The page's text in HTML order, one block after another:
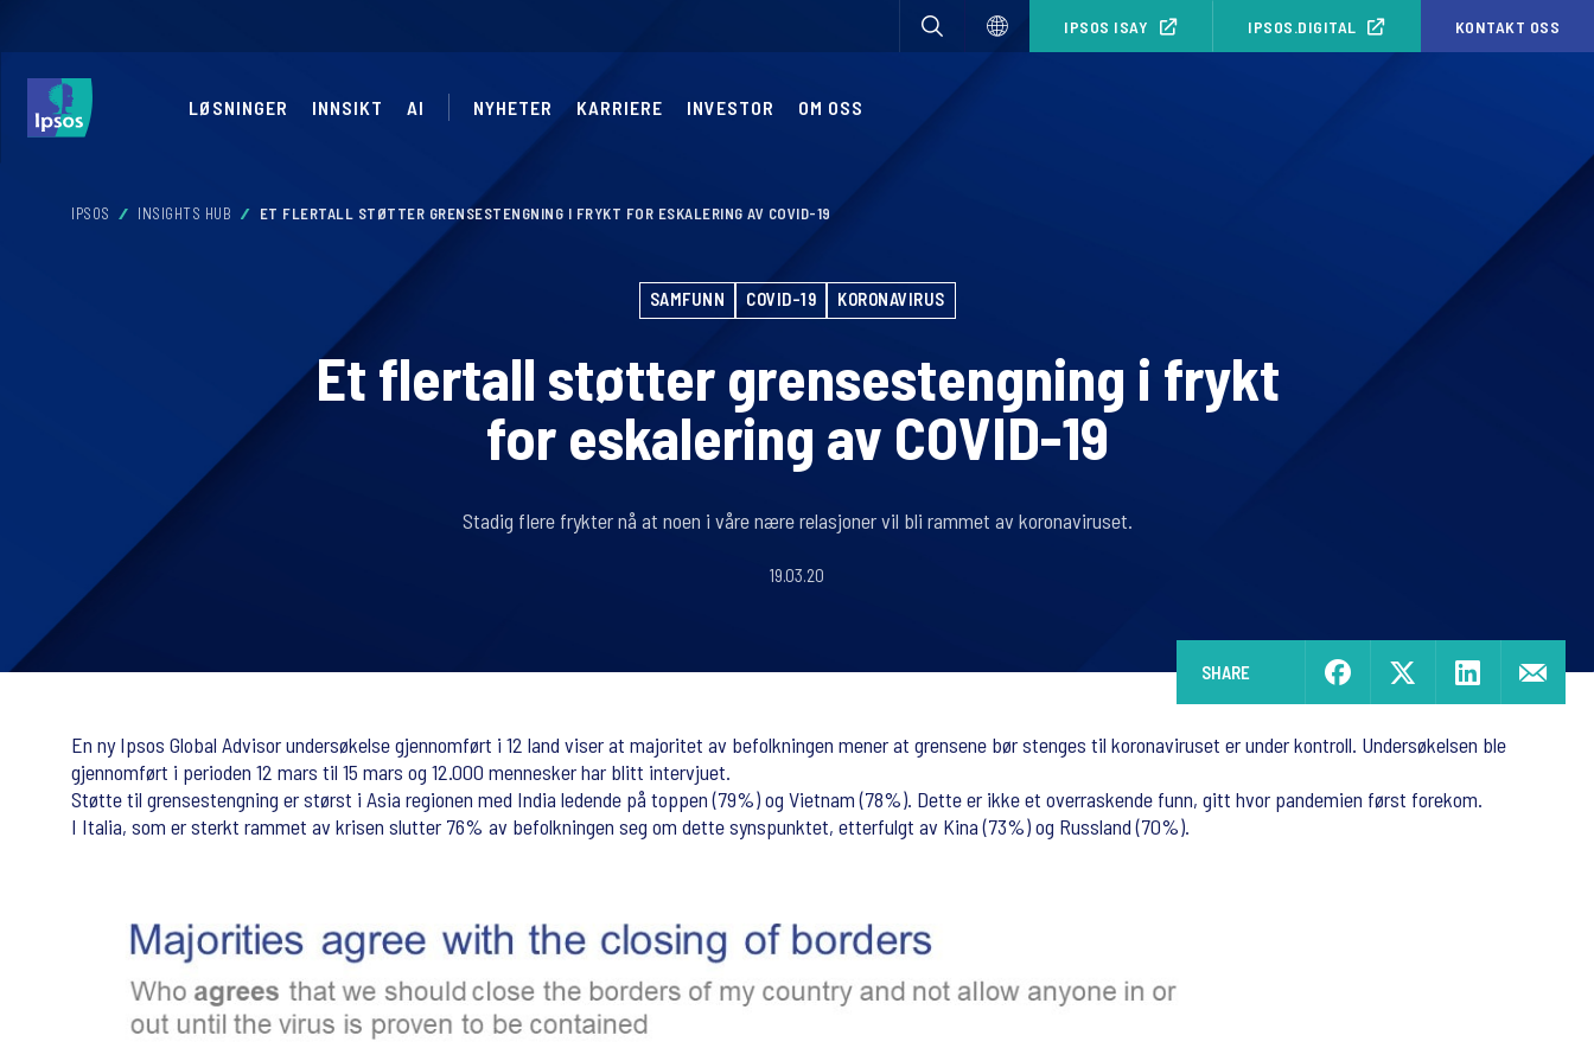
IPSOS ISAY IPSOS.DIGITAL KONTAKT OSS
LØSNINGER INNSIKT AI NYHETER KARRIERE INVESTOR OM OSS
IPSOS INSIGHTS HUB ET FLERTALL STØTTER GRENSESTENGNING I FRYKT FOR ESKALERING AV COVID-19
SAMFUNN COVID-19 KORONAVIRUS
Et flertall støtter grensestengning i frykt
for eskalering av COVID-19
Stadig flere frykter nå at noen i våre nære relasjoner vil bli rammet av koronaviruset.
19.03.20
SHARE
En ny Ipsos Global Advisor undersøkelse gjennomført i 12 land viser at majoritet av befolkningen mener at grensene bør stenges til koronaviruset er under kontroll. Undersøkelsen ble
gjennomført i perioden 12 mars til 15 mars og 12.000 mennesker har blitt intervjuet.
Støtte til grensestengning er størst i Asia regionen med India ledende på toppen (79%) og Vietnam (78%). Dette er ikke et overraskende funn, gitt hvor pandemien først forekom.
I Italia, som er sterkt rammet av krisen slutter 76% av befolkningen seg om dette synspunktet, etterfulgt av Kina (73%) og Russland (70%).